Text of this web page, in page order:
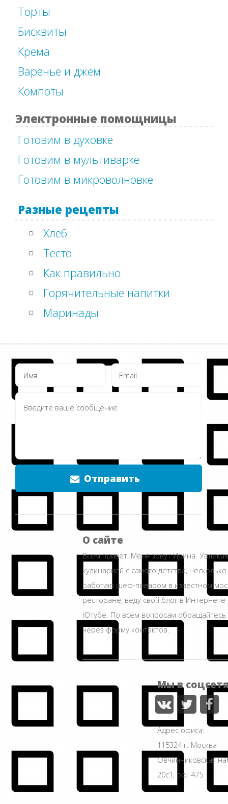
Торты
Бисквиты
Крема
Варенье и джем
Компоты
Электронные помощницы
Готовим в духовке
Готовим в мультиварке
Готовим в микроволновке
Разные рецепты
Хлеб
Тесто
Как правильно
Горячительные напитки
Маринады
Отправить
О сайте
Всем привет! Меня зовут Ирина.
кулинарией с самого детства,
работаю шеф-поваром в известном
ресторане, веду свой блог в Интернете
Ютубе. По всем вопросам
через форму контактов.
Мы в
Адрес офиса:
115324 г. Москва
Овчинниковская
20с1, оф. 475